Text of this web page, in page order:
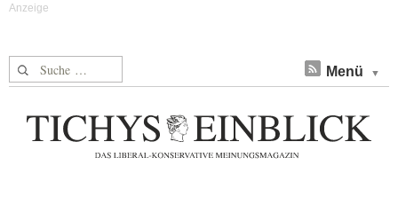
Suche nach: Menü